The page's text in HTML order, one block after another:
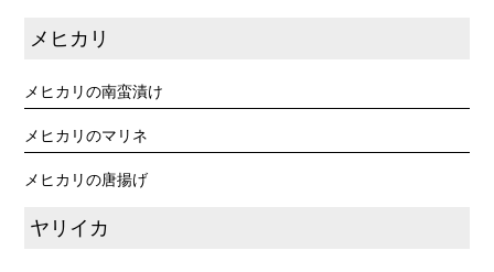
メヒカリ
メヒカリの南蛮漬け
メヒカリのマリネ
メヒカリの唐揚げ
ヤリイカ